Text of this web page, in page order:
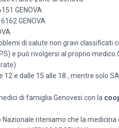
GENOVA
GENOVA
di salute non gravi classificati
e può rivolgersi al proprio
e dalle 15 alle 18 , mentre solo
di famiglia Genovesi con la
riteniamo che la